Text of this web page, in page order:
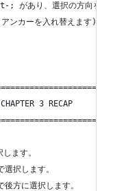
があり、選択の方向を反
ンカーを入れ替えます)。
3 RECAP
ます。
択します。
方に選択します。